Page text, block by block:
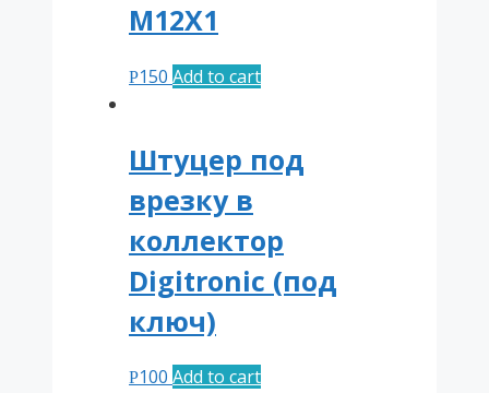
M12Х1
Р150 Add to cart
Штуцер под
врезку в
коллектор
Digitronic (под
ключ)
Р100 Add to cart